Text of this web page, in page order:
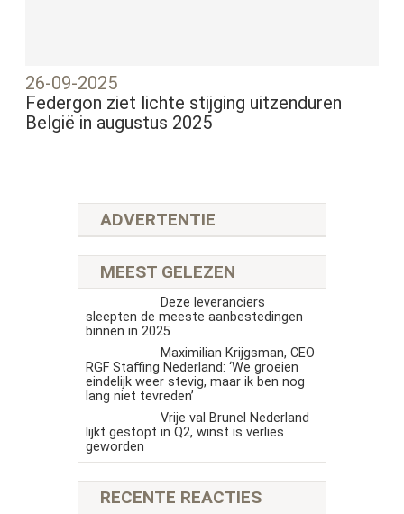
26-09-2025
Federgon ziet lichte stijging uitzenduren
België in augustus 2025
ADVERTENTIE
MEEST GELEZEN
Deze leveranciers
sleepten de meeste aanbestedingen
binnen in 2025
Maximilian Krijgsman, CEO
RGF Staffing Nederland: ‘We groeien
eindelijk weer stevig, maar ik ben nog
lang niet tevreden’
Vrije val Brunel Nederland
lijkt gestopt in Q2, winst is verlies
geworden
RECENTE REACTIES